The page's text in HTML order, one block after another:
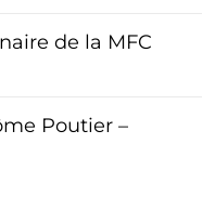
de la MFC
Poutier –